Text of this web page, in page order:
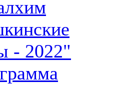
- 2022"